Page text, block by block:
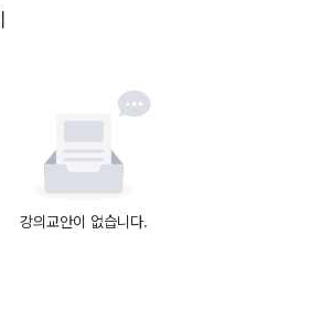
강의교안이 없습니다.